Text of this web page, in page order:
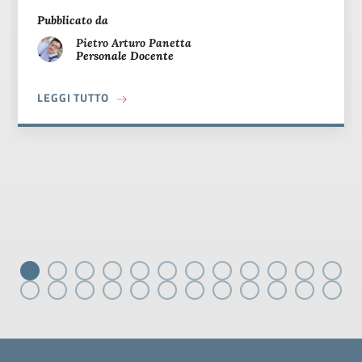
Pubblicato da
Pietro Arturo Panetta
Personale Docente
LEGGI TUTTOA PROPOSITO DI 🗓️ DIARIO DI BORDO